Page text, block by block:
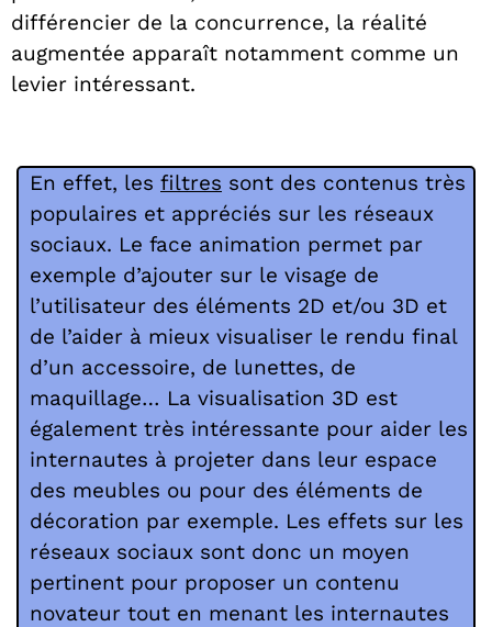
différencier de la concurrence, la réalité
augmentée apparaît notamment comme un
levier intéressant.
En effet, les filtres sont des contenus très
populaires et appréciés sur les réseaux
sociaux. Le face animation permet par
exemple d’ajouter sur le visage de
l’utilisateur des éléments 2D et/ou 3D et
de l’aider à mieux visualiser le rendu final
d’un accessoire, de lunettes, de
maquillage… La visualisation 3D est
également très intéressante pour aider les
internautes à projeter dans leur espace
des meubles ou pour des éléments de
décoration par exemple. Les effets sur les
réseaux sociaux sont donc un moyen
pertinent pour proposer un contenu
novateur tout en menant les internautes